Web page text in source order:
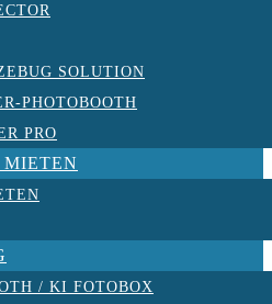
SOLUTION
PHOTOBOOTH
PRO
/ KI FOTOBOX